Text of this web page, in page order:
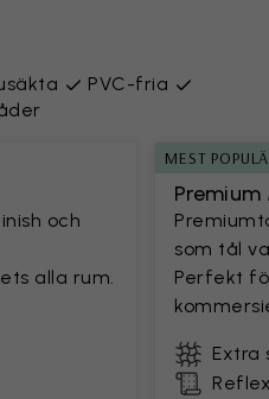
PVC-fria
och
alla rum.
MEST
som tål
Perfekt
Extra